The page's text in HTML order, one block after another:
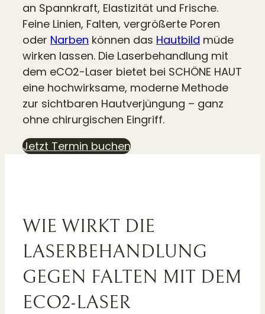
an Spannkraft, Elastizität und Frische.
Feine Linien, Falten, vergrößerte Poren
oder Narben können das Hautbild müde
wirken lassen. Die Laserbehandlung mit
dem eCO2-Laser bietet bei SCHÖNE HAUT
eine hochwirksame, moderne Methode
zur sichtbaren Hautverjüngung – ganz
ohne chirurgischen Eingriff.
Jetzt Termin buchen
WIE WIRKT DIE
LASERBEHANDLUNG
GEGEN FALTEN MIT DEM
ECO2-LASER